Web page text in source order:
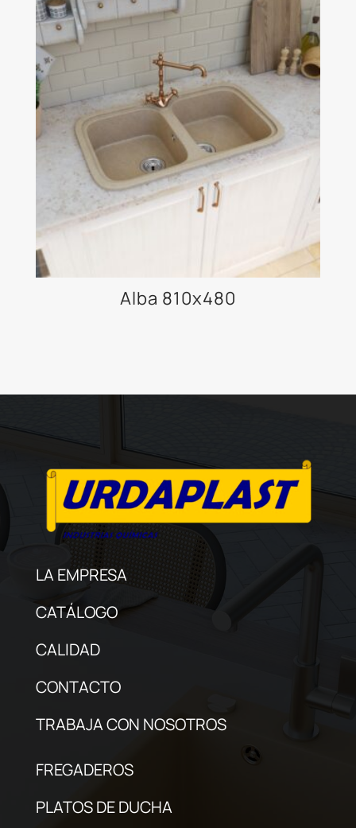
Alba 810x480
LA EMPRESA
CATÁLOGO
CALIDAD
CONTACTO
TRABAJA CON NOSOTROS
FREGADEROS
PLATOS DE DUCHA